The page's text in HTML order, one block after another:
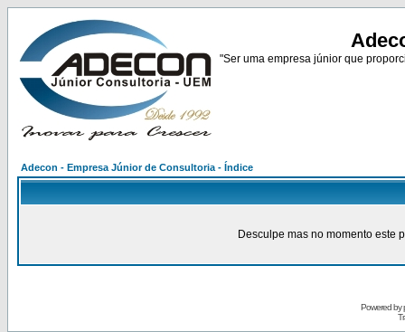
"Ser uma empresa júnior que
Adecon - Empresa Júnior de Consultoria - Índice
Desculpe mas no momento este
Powered by